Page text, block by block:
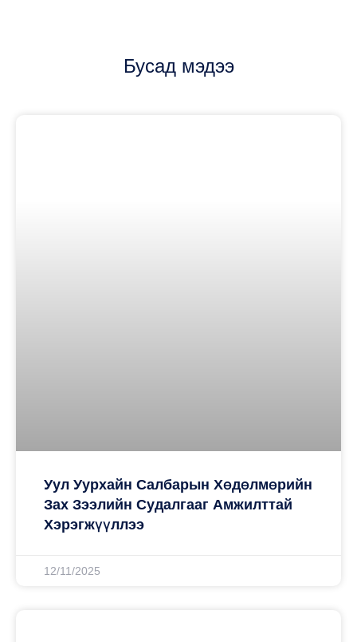
Бусад мэдээ
Уул Уурхайн Салбарын Хөдөлмөрийн
Зах Зээлийн Судалгааг Амжилттай
Хэрэгжүүллээ
12/11/2025